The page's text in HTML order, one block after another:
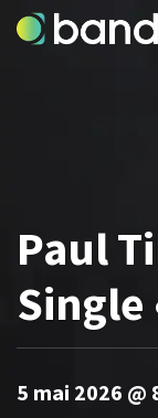
Paul
Single
5 mai 2026 @